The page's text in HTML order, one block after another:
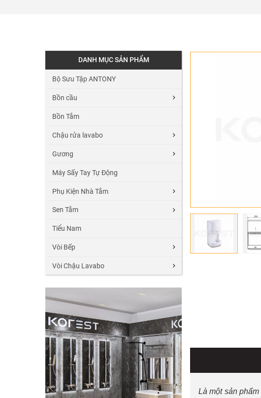
DANH MỤC SẢN PHẨM
Bộ Sưu Tập ANTONY
Bồn cầu
Bồn Tắm
Chậu rửa lavabo
Gương
Máy Sấy Tay Tự Động
Phụ Kiện Nhà Tắm
Sen Tắm
Tiểu Nam
Vòi Bếp
Vòi Chậu Lavabo
Là một sản